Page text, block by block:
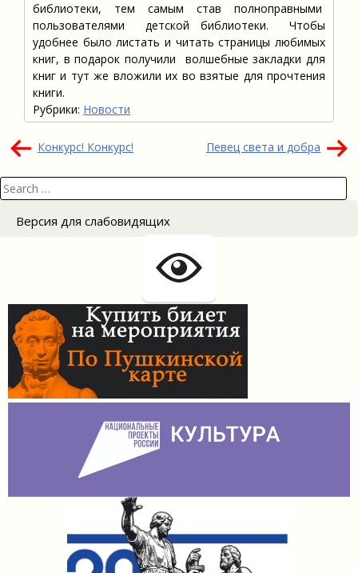
библиотеки, тем самым став полноправными
пользователями детской библиотеки. Чтобы
удобнее было листать и читать страницы любимых
книг, в подарок получили волшебные закладки для
книг и тут же вложили их во взятые для прочтения
книги.
Рубрики: Новости
Навигация
записям
Конкурс! Конкурс! Певец света и добра
Search
for:
Версия для слабовидящих